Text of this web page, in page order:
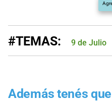
#TEMAS: 9 de Julio
Además tenés